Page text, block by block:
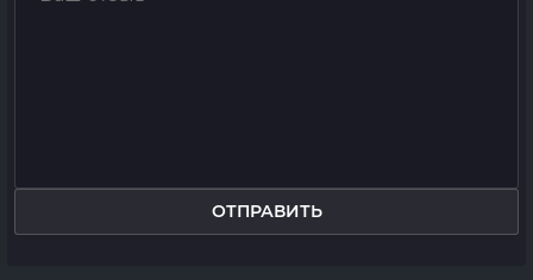
ОТПРАВИТЬ